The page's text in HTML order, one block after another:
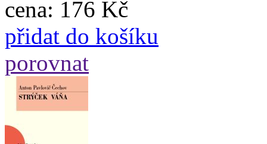
cena: 176 Kč
přidat do košíku
porovnat